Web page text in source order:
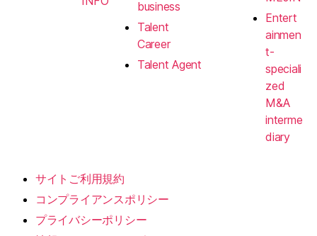
business
Talent
Career
Talent Agent
Entert
ainmen
t-
speciali
zed
M&A
interme
diary
サイトご利用規約
コンプライアンスポリシー
プライバシーポリシー